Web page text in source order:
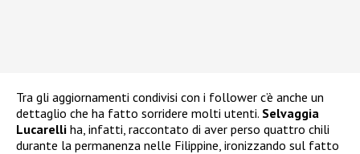
Tra gli aggiornamenti condivisi con i follower c’è anche un
dettaglio che ha fatto sorridere molti utenti. Selvaggia
Lucarelli ha, infatti, raccontato di aver perso quattro chili
durante la permanenza nelle Filippine, ironizzando sul fatto